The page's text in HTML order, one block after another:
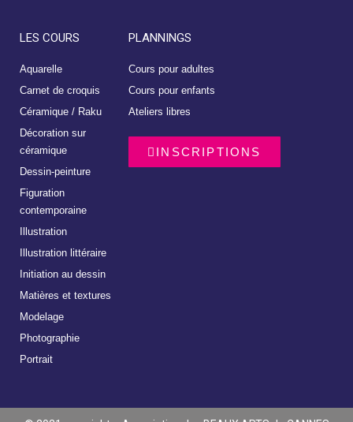
LES COURS
Aquarelle
Carnet de croquis
Céramique / Raku
Décoration sur
céramique
Dessin-peinture
Figuration
contemporaine
Illustration
Illustration littéraire
Initiation au dessin
Matières et textures
Modelage
Photographie
Portrait
PLANNINGS
Cours pour adultes
Cours pour enfants
Ateliers libres
INSCRIPTIONS